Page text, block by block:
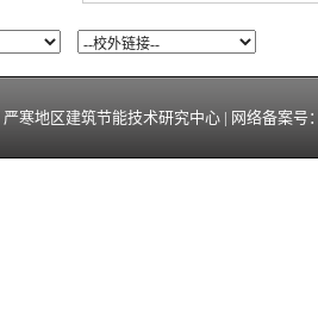
寒地区建筑节能技术研究中心 | 网络备案